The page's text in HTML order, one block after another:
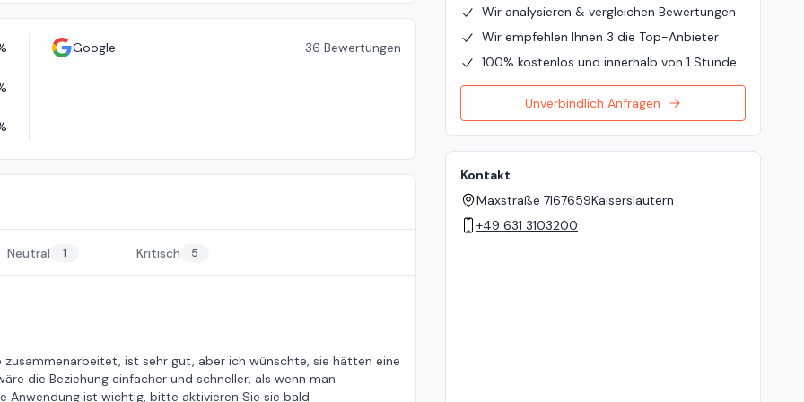
Google 36 Bewertungen
Neutral 1 Kritisch 5
ist sehr gut, aber ich wünschte, sie hätten eine
die Beziehung einfacher und schneller, als wenn man
Anwendung ist wichtig, bitte aktivieren Sie sie bald
Wir analysieren & vergleichen Bewertungen
Wir empfehlen Ihnen 3 die Top-Anbieter
100% kostenlos und innerhalb von 1 Stunde
Unverbindlich Anfragen
Kontakt
Maxstraße 7|67659Kaiserslautern
+49 631 3103200